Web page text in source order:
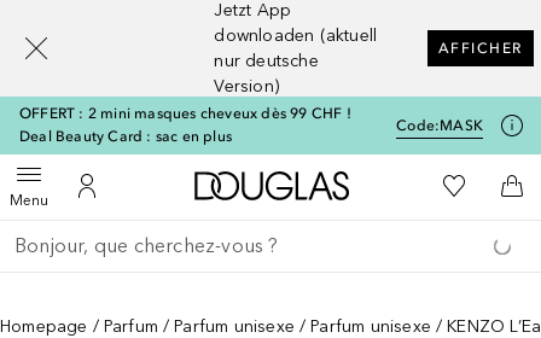
Jetzt App
downloaden (aktuell
nur deutsche
Version)
AFFICHER
OFFERT : 2 mini masques cheveux dès 99 CHF !
Deal Beauty Card : sac en plus
Code:MASK
MenuOuvrir le menuVers Mon Compte
Vers l'accueil Douglas
Vers Ma
Retourner
Exécuter la recherche
Homepage Parfum Parfum unisexe Parfum unisexe KENZO
[navigation.slideout.screenreader]